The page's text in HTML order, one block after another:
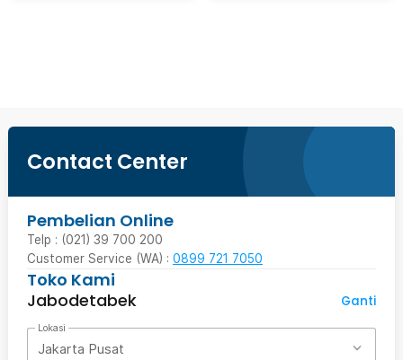
Contact Center
Pembelian Online
Telp : (021) 39 700 200
Customer Service (WA) : 0899 721 7050
Toko Kami
Jabodetabek
Ganti
Lokasi
Jakarta Pusat